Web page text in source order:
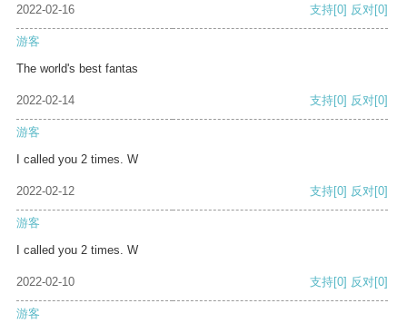
2022-02-16 支持[0] 反对[0]
游客
The world's best fantas
2022-02-14 支持[0] 反对[0]
游客
I called you 2 times. W
2022-02-12 支持[0] 反对[0]
游客
I called you 2 times. W
2022-02-10 支持[0] 反对[0]
游客